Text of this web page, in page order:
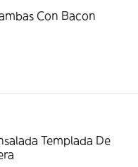
Con Bacon
Templada De